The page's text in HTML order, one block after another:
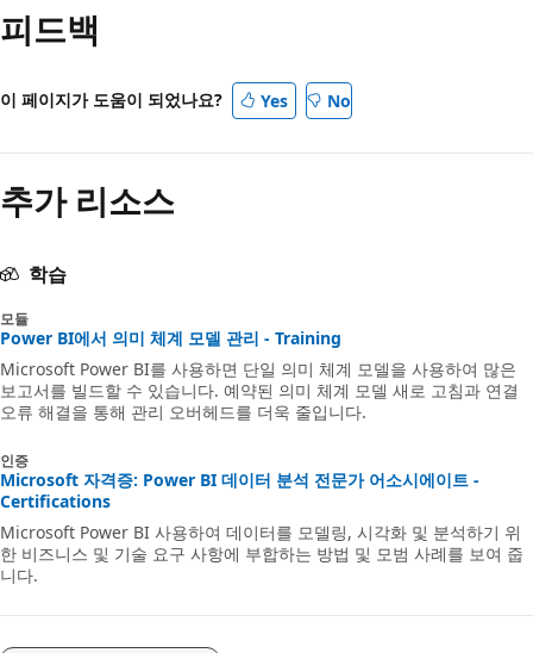
피드백
이 페이지가 도움이 되었나요? Yes No
추가 리소스
학습
모듈
Power BI에서 의미 체계 모델 관리 - Training
Microsoft Power BI를 사용하면 단일 의미 체계 모델을 사용하여 많은
보고서를 빌드할 수 있습니다. 예약된 의미 체계 모델 새로 고침과 연결
오류 해결을 통해 관리 오버헤드를 더욱 줄입니다.
인증
Microsoft 자격증: Power BI 데이터 분석 전문가 어소시에이트 -
Certifications
Microsoft Power BI 사용하여 데이터를 모델링, 시각화 및 분석하기 위
한 비즈니스 및 기술 요구 사항에 부합하는 방법 및 모범 사례를 보여 줍
니다.